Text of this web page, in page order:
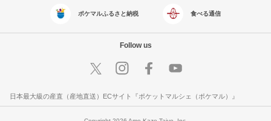
ポケマルふるさと納税 食べる通信
Follow us
日本最大級の産直（産地直送）ECサイト『ポケットマルシェ（ポケマル）』